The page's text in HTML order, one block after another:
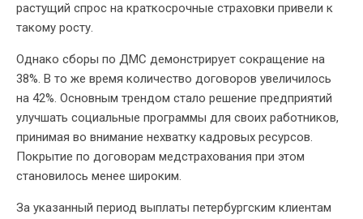
растущий спрос на краткосрочные страховки привели к
такому росту.
Однако сборы по ДМС демонстрирует сокращение на
38%. В то же время количество договоров увеличилось
на 42%. Основным трендом стало решение предприятий
улучшать социальные программы для своих работников,
принимая во внимание нехватку кадровых ресурсов.
Покрытие по договорам медстрахования при этом
становилось менее широким.
За указанный период выплаты петербургским клиентам